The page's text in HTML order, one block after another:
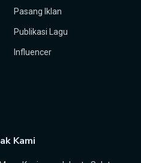
Pasang Iklan
Publikasi Lagu
Influencer
Kami